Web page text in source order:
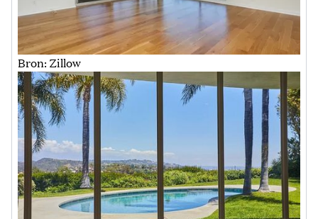
Bron: Zillow